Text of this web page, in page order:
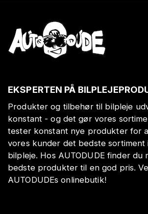
EKSPERTEN PÅ
Produkter og tilbehør til bilpleje
konstant - og det gør vores
tester konstant nye produkter for
vores kunder det bedste sortiment
bilpleje. Hos AUTODUDE finder du
bedste produkter til en god pris.
AUTODUDEs onlinebutik!